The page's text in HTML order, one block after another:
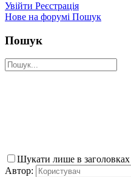
Увійти Реєстрація
Нове на форумі Пошук
Пошук
Шукати лише в заголовках
Автор: